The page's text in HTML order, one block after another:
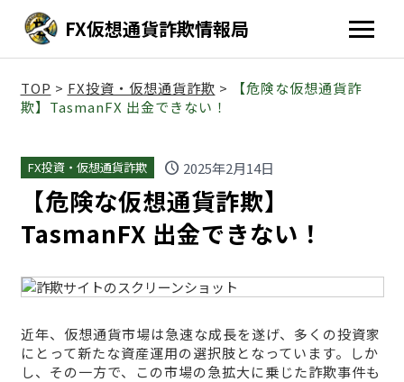
FX仮想通貨詐欺情報局
TOP > FX投資・仮想通貨詐欺 >
【危険な仮想通貨詐
欺】TasmanFX 出金できない！
FX投資・仮想通貨詐欺 schedule 2025年2月14日
【危険な仮想通貨詐欺】
TasmanFX 出金できない！
近年、仮想通貨市場は急速な成長を遂げ、多くの投資家
にとって新たな資産運用の選択肢となっています。しか
し、その一方で、この市場の急拡大に乗じた詐欺事件も